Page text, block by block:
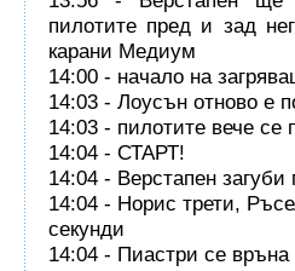
пилотите пред и зад
карани Медиум
14:00 - начало на
14:03 - Лоусън отново е
14:03 - пилотите вече се
14:04 - СТАРТ!
14:04 - Верстапен
14:04 - Норис трети,
секунди
14:04 - Пиастри се